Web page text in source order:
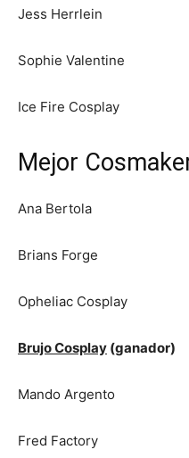
Jess Herrlein
Sophie Valentine
Ice Fire Cosplay
Mejor
Ana Bertola
Brians Forge
Opheliac Cosplay
Brujo Cosplay (ganador)
Mando Argento
Fred Factory